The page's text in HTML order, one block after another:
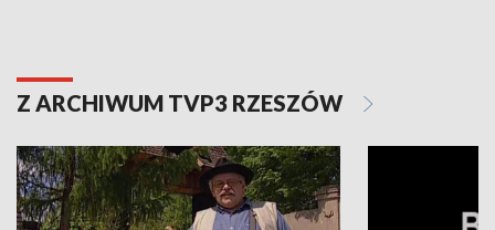
Z ARCHIWUM TVP3 RZESZÓW